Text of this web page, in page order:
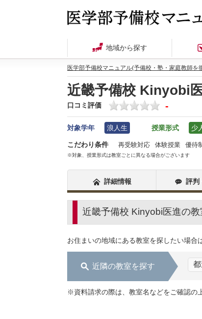
地域から探す
医学部予備校マニュアル(予備校・塾・家庭教師を
近畿予備校 Kinyobi
口コミ評価 -
対象学年 浪人生 授業形式 少
こだわり条件 再受験対応 体験授業 優待
※対象、授業形式は教室ごとに異なる場合がございます
詳細情報 評判
近畿予備校 Kinyobi医進の教
お住まいの地域にある教室を探したい場合
近隣の教室を探す
※資料請求の際は、教室名などをご確認の